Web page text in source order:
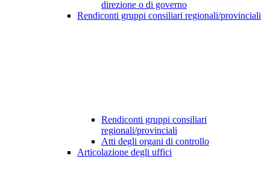
direzione o di governo
Rendiconti gruppi consiliari regionali/provinciali
Rendiconti gruppi consiliari
regionali/provinciali
Atti degli organi di controllo
Articolazione degli uffici